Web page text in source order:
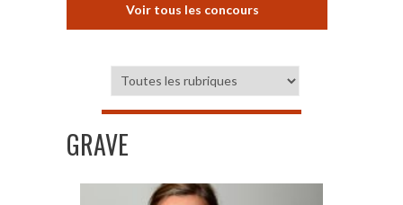
Voir tous les concours
GRAVE